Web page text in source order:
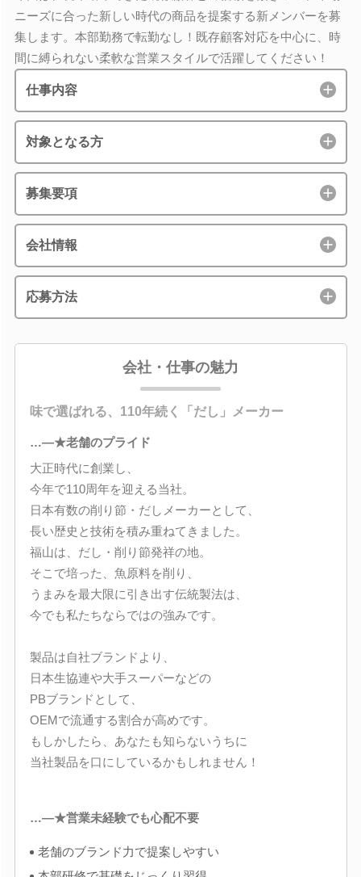
ニーズに合った新しい時代の商品を提案する新メンバーを募
集します。本部勤務で転勤なし！既存顧客対応を中心に、時
間に縛られない柔軟な営業スタイルで活躍してください！
仕事内容
対象となる方
募集要項
会社情報
応募方法
会社・仕事の魅力
味で選ばれる、110年続く「だし」メーカー
…―★老舗のプライド
大正時代に創業し、
今年で110周年を迎える当社。
日本有数の削り節・だしメーカーとして、
長い歴史と技術を積み重ねてきました。
福山は、だし・削り節発祥の地。
そこで培った、魚原料を削り、
うまみを最大限に引き出す伝統製法は、
今でも私たちならではの強みです。
製品は自社ブランドより、
日本生協連や大手スーパーなどの
PBブランドとして、
OEMで流通する割合が高めです。
もしかしたら、あなたも知らないうちに
当社製品を口にしているかもしれません！
…―★営業未経験でも心配不要
老舗のブランド力で提案しやすい